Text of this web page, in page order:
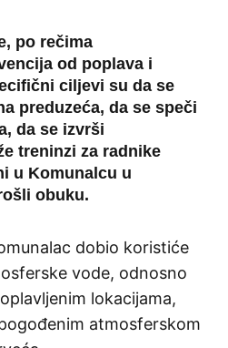
po rečima
od poplava i
ciljevi su da se
preduzeća, da se speči
da se izvrši
treninzi za radnike
u Komunalcu u
obuku.
dobio koristiće
vode, odnosno
lokacijama,
atmosferskom